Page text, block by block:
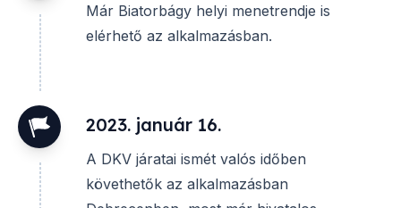
Már Biatorbágy helyi menetrendje is
elérhető az alkalmazásban.
2023. január 16.
A DKV járatai ismét valós időben
követhetők az alkalmazásban